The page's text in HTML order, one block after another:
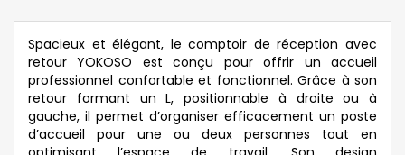
Spacieux et élégant, le comptoir de réception avec
retour YOKOSO est conçu pour offrir un accueil
professionnel confortable et fonctionnel. Grâce à son
retour formant un L, positionnable à droite ou à
gauche, il permet d’organiser efficacement un poste
d’accueil pour une ou deux personnes tout en